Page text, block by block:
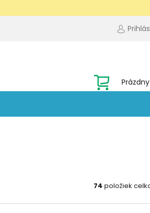
NÁKUPNÝ
KOŠÍK
74 položiek